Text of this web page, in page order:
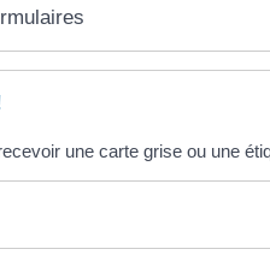
une carte grise ou une